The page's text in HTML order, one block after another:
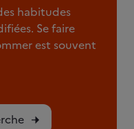
habitudes
Se faire
est souvent